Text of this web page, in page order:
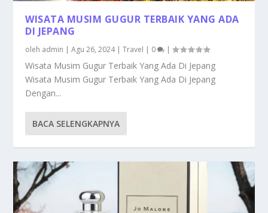
WISATA MUSIM GUGUR TERBAIK YANG ADA
DI JEPANG
oleh admin |Agu 26, 2024|Travel | 0 |
Wisata Musim Gugur Terbaik Yang Ada Di Jepang
Wisata Musim Gugur Terbaik Yang Ada Di Jepang
Dengan...
BACA SELENGKAPNYA